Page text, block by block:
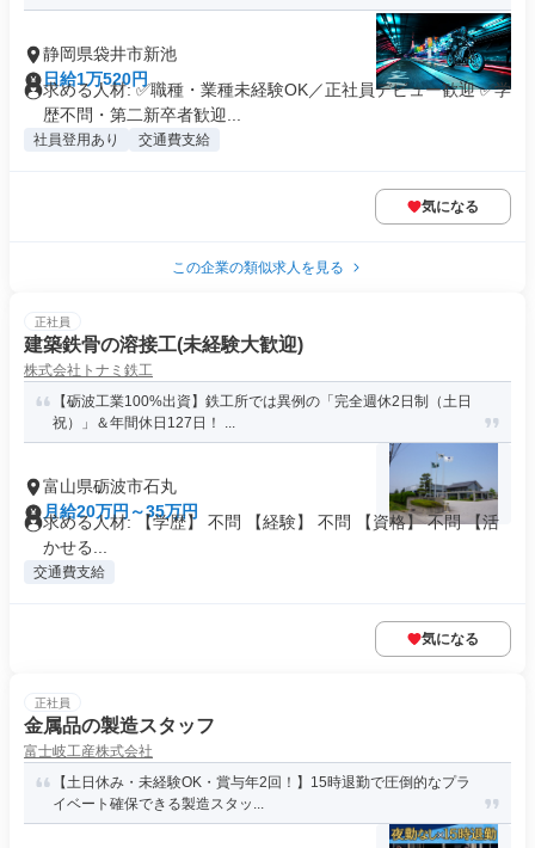
静岡県袋井市新池
日給1万520円
求める人材: ✅職種・業種未経験OK／正社員デビュー歓迎 ✅学
歴不問・第二新卒者歓迎...
社員登用あり 交通費支給
気になる
この企業の類似求人を見る
正社員
建築鉄骨の溶接工(未経験大歓迎)
株式会社トナミ鉄工
【砺波工業100%出資】鉄工所では異例の「完全週休2日制（土日
祝）」＆年間休日127日！ ...
富山県砺波市石丸
月給20万円～35万円
求める人材: 【学歴】 不問 【経験】 不問 【資格】 不問 【活
かせる...
交通費支給
気になる
正社員
金属品の製造スタッフ
富士岐工産株式会社
【土日休み・未経験OK・賞与年2回！】15時退勤で圧倒的なプラ
イベート確保できる製造スタッ...